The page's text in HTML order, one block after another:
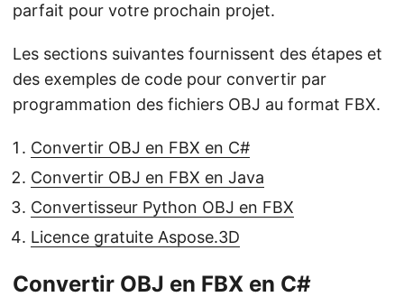
parfait pour votre prochain projet.
Les sections suivantes fournissent des étapes et
des exemples de code pour convertir par
programmation des fichiers OBJ au format FBX.
Convertir OBJ en FBX en C#
Convertir OBJ en FBX en Java
Convertisseur Python OBJ en FBX
Licence gratuite Aspose.3D
Convertir OBJ en FBX en C#